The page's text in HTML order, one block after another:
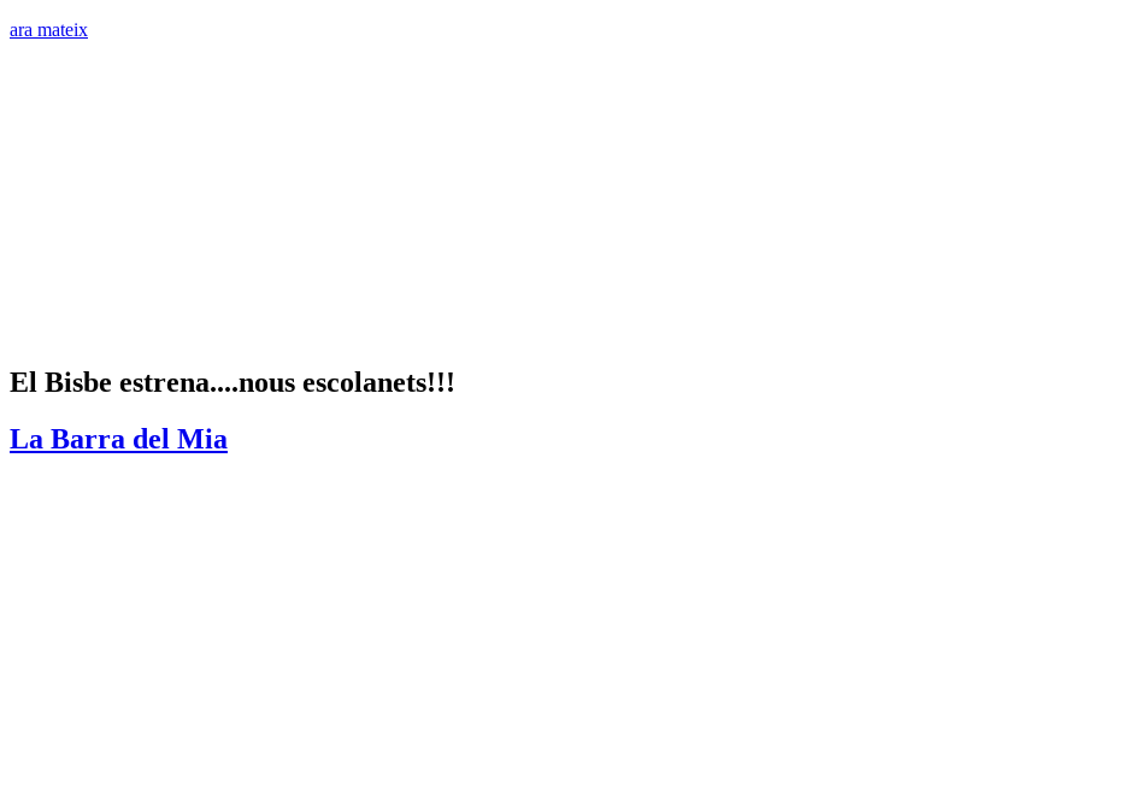
ara mateix
El Bisbe estrena....nous escolanets!!!
La Barra del Mia